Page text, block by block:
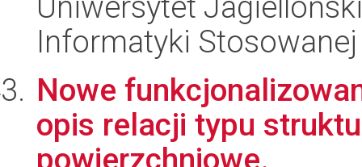
Informatyki Stosowanej
Nowe
opis relacji typu
powierzchniowe.